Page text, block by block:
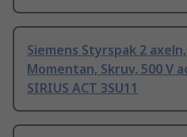
Siemens Styrspak 2
Momentan, Skruv, 500 V
SIRIUS ACT 3SU11